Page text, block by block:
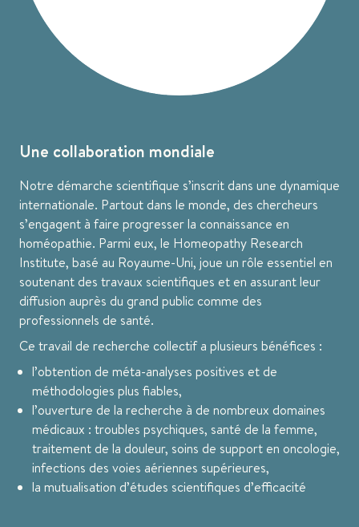
Une collaboration mondiale
Notre démarche scientifique s’inscrit dans une dynamique
internationale. Partout dans le monde, des chercheurs
s’engagent à faire progresser la connaissance en
homéopathie. Parmi eux, le Homeopathy Research
Institute, basé au Royaume-Uni, joue un rôle essentiel en
soutenant des travaux scientifiques et en assurant leur
diffusion auprès du grand public comme des
professionnels de santé.
Ce travail de recherche collectif a plusieurs bénéfices :
l’obtention de méta-analyses positives et de
méthodologies plus fiables,
l’ouverture de la recherche à de nombreux domaines
médicaux : troubles psychiques, santé de la femme,
traitement de la douleur, soins de support en oncologie,
infections des voies aériennes supérieures,
la mutualisation d’études scientifiques d’efficacité